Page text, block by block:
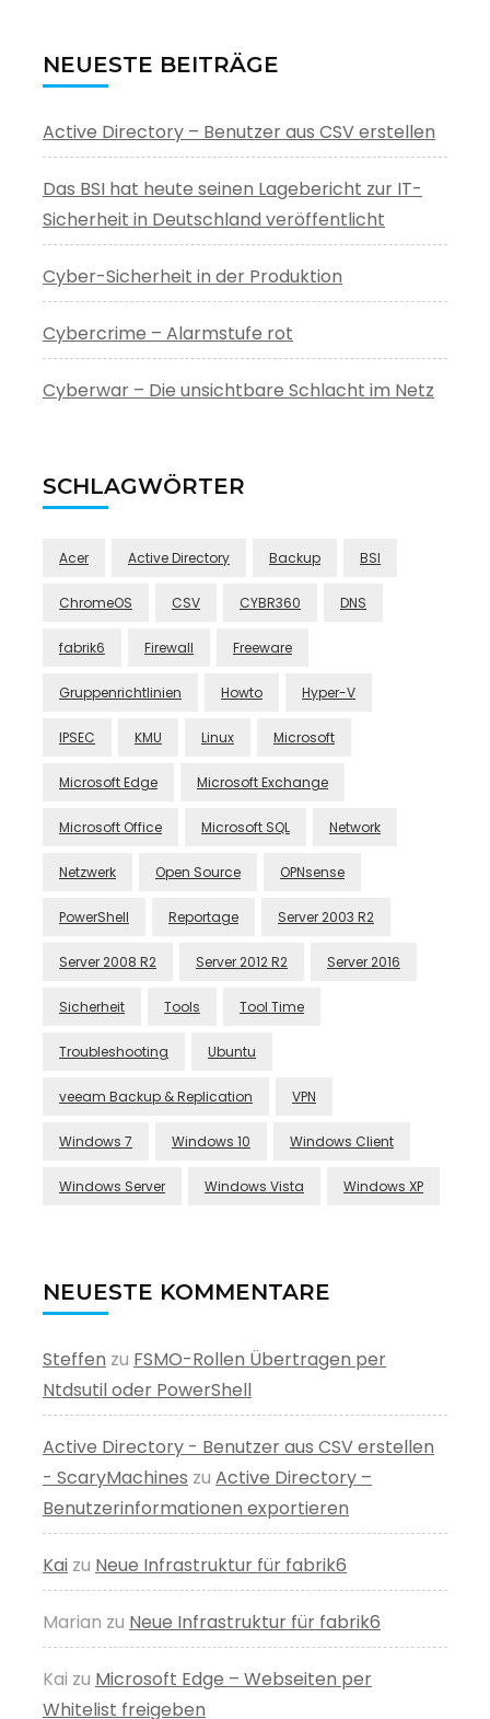
NEUESTE BEITRÄGE
Active Directory – Benutzer aus CSV erstellen
Das BSI hat heute seinen Lagebericht zur IT-
Sicherheit in Deutschland veröffentlicht
Cyber-Sicherheit in der Produktion
Cybercrime – Alarmstufe rot
Cyberwar – Die unsichtbare Schlacht im Netz
SCHLAGWÖRTER
Acer Active Directory Backup BSI
ChromeOS CSV CYBR360 DNS
fabrik6 Firewall Freeware
Gruppenrichtlinien Howto Hyper-V
IPSEC KMU Linux Microsoft
Microsoft Edge Microsoft Exchange
Microsoft Office Microsoft SQL Network
Netzwerk Open Source OPNsense
PowerShell Reportage Server 2003 R2
Server 2008 R2 Server 2012 R2 Server 2016
Sicherheit Tools Tool Time
Troubleshooting Ubuntu
veeam Backup & Replication VPN
Windows 7 Windows 10 Windows Client
Windows Server Windows Vista Windows XP
NEUESTE KOMMENTARE
Steffen zu FSMO-Rollen Übertragen per
Ntdsutil oder PowerShell
Active Directory - Benutzer aus CSV erstellen
- ScaryMachines zu Active Directory –
Benutzerinformationen exportieren
Kai zu Neue Infrastruktur für fabrik6
Marian zu Neue Infrastruktur für fabrik6
Kai zu Microsoft Edge – Webseiten per
Whitelist freigeben